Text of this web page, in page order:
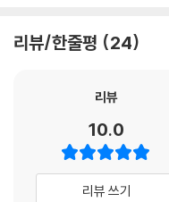
리뷰/한줄평 24
리뷰
10.0
리뷰 쓰기